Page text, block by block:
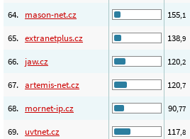
64. mason-net.cz 155,1
65. extranetplus.cz 138,9
66. jaw.cz 120,2
67. artemis-net.cz 120,7
68. mornet-ip.cz 90,77
69. uvtnet.cz 117,8